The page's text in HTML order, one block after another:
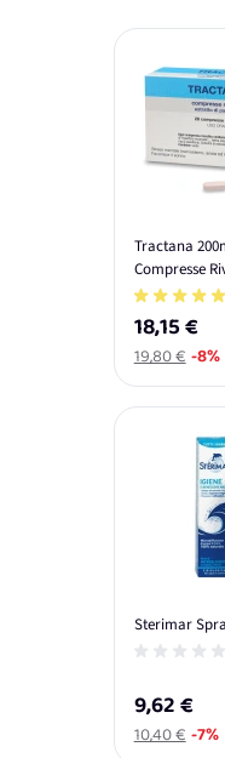
Tractana
Compresse
18,15 €
19,80 €-8%
Sterimar
9,62 €
10,40 €-7%